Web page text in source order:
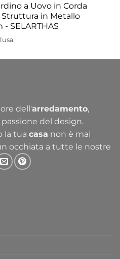
a Uovo in Corda
in Metallo
- SELARTHAS
dell'arredamento,
del design.
la tua casa non è mai
occhiata a tutte le nostre